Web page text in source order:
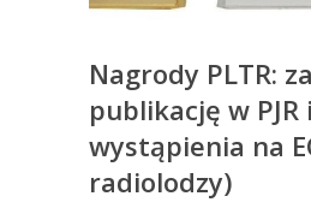
Nagrody PLTR: za
publikację w PJR i
wystąpienia na
radiolodzy)